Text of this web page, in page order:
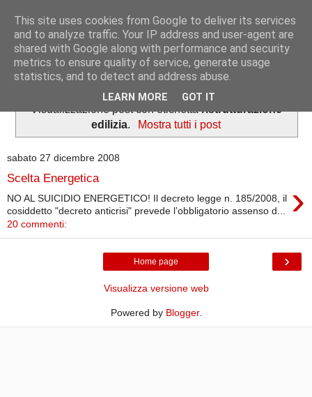
Informazioni per tutti
Dedicato a lavoratori e pensionati.
Visualizzazione post con etichettaristrutturazione
edilizia. Mostra tutti i post
sabato 27 dicembre 2008
Scelta Energetica ›
NO AL SUICIDIO ENERGETICO! Il decreto legge n. 185/2008, il
cosiddetto "decreto anticrisi" prevede l’obbligatorio assenso d...
20 commenti:
›
Home page
Visualizza versione web
Powered by Blogger.
This site uses cookies from Google to deliver its services
and to analyze traffic. Your IP address and user-agent are
shared with Google along with performance and security
metrics to ensure quality of service, generate usage
statistics, and to detect and address abuse.
LEARN MORE GOT IT